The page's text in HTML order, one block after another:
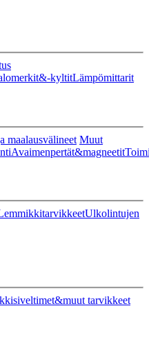
kyltitLämpömittarit
maalausvälineet Muut
Avaimenpertät&magneetit
Ulkolintujen
tarvikkeet